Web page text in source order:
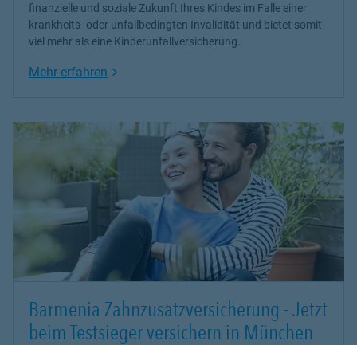
finanzielle und soziale Zukunft Ihres Kindes im Falle einer
krankheits- oder unfallbedingten Invalidität und bietet somit
viel mehr als eine Kinderunfallversicherung.
Mehr erfahren Link Opens in New Tab
Barmenia Zahnzusatzversicherung - Jetzt
beim Testsieger versichern in München